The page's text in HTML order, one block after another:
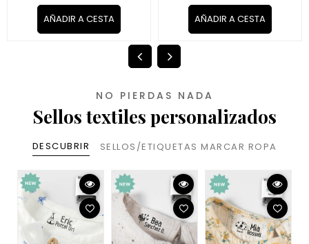
AÑADIR A CESTA AÑADIR A CESTA
NO PIERDAS NADA
Sellos textiles personalizados
DESCUBRIR SELLOS/ETIQUETAS MARCAR ROPA